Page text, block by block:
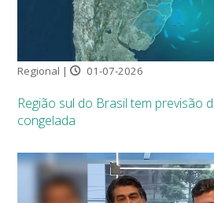
Regional | 01-07-2026
Região sul do Brasil tem previsão
congelada